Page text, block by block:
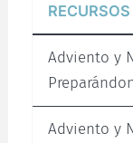
RECURSOS
Adviento y
Adviento y